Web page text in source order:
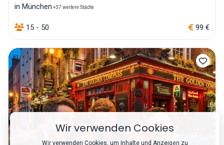
in München +37 weitere Städte
15 - 50 99 €
Wir verwenden Cookies
Wir verwenden Cookies, um Inhalte und Anzeigen zu